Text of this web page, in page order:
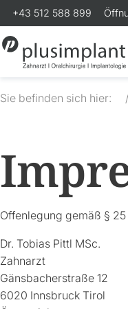
+43 512 588 899
Sie befinden sich hier: /
Offenlegung gemäß §
Dr. Tobias Pittl MSc.
Zahnarzt
Gänsbacherstraße 12
6020 Innsbruck Tirol